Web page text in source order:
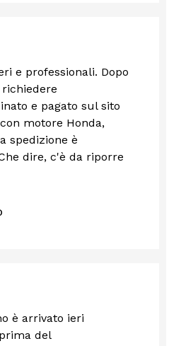
e professionali. Dopo
e pagato sul sito
motore Honda,
spedizione è
dire, c'è da riporre
è arrivato ieri
del